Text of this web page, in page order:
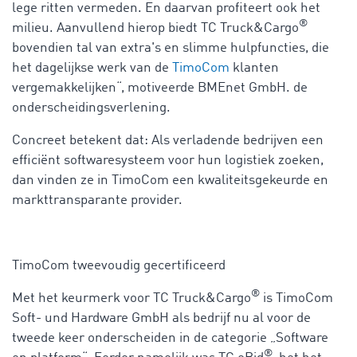
lege ritten vermeden. En daarvan profiteert ook het
milieu. Aanvullend hierop biedt TC Truck&Cargo®
bovendien tal van extra's en slimme hulpfuncties, die
het dagelijkse werk van de
TimoCom klanten
vergemakkelijken“, motiveerde BMEnet GmbH. de
onderscheidingsverlening.
Concreet betekent dat: Als verladende bedrijven een
efficiënt softwaresysteem voor hun logistiek zoeken,
dan vinden ze in TimoCom een kwaliteitsgekeurde en
markttransparante provider.
TimoCom tweevoudig gecertificeerd
Met het keurmerk voor TC Truck&Cargo® is TimoCom
Soft- und Hardware GmbH als bedrijf nu al voor de
tweede keer onderscheiden in de categorie „Software
®